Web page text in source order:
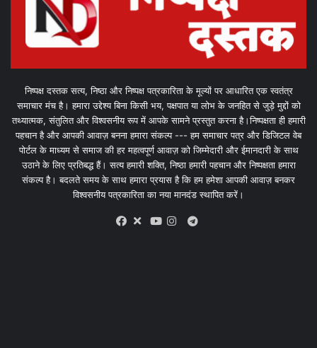
निष्पक्ष दस्तक सत्य, निष्ठा और निष्पक्ष पत्रकारिता के मूल्यों पर आधारित एक स्वतंत्र
समाचार मंच है। हमारा उद्देश्य बिना किसी भय, पक्षपात या लोभ के जनहित से जुड़े मुद्दों को
तथ्यात्मक, संतुलित और विश्वसनीय रूप में आपके सामने प्रस्तुत करना है।निष्पक्षता ही हमारी
पहचान है और आपकी आवाज़ बनना हमारा संकल्प --- हम समाचार पत्र और डिजिटल वेब
पोर्टल के माध्यम से समाज की हर महत्वपूर्ण आवाज़ को जिम्मेदारी और ईमानदारी के साथ
उठाने के लिए प्रतिबद्ध हैं। सत्य हमारी शक्ति, निष्ठा हमारी पहचान और निष्पक्षता हमारा
संकल्प है। बदलते समय के साथ हमारा प्रयास है कि हम हमेशा आपकी आवाज़ बनकर
विश्वसनीय पत्रकारिता का नया मानदंड स्थापित करें।
X
Telegram